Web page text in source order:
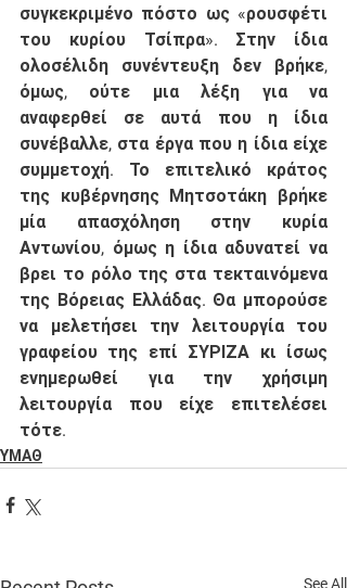
συγκεκριμένο πόστο ως «ρουσφέτι
του κυρίου Τσίπρα». Στην ίδια
ολοσέλιδη συνέντευξη δεν βρήκε,
όμως, ούτε μια λέξη για να
αναφερθεί σε αυτά που η ίδια
συνέβαλλε, στα έργα που η ίδια είχε
συμμετοχή. Το επιτελικό κράτος
της κυβέρνησης Μητσοτάκη βρήκε
μία απασχόληση στην κυρία
Αντωνίου, όμως η ίδια αδυνατεί να
βρει το ρόλο της στα τεκταινόμενα
της Βόρειας Ελλάδας. Θα μπορούσε
να μελετήσει την λειτουργία του
γραφείου της επί ΣΥΡΙΖΑ κι ίσως
ενημερωθεί για την χρήσιμη
λειτουργία που είχε επιτελέσει
τότε.
ΥΜΑΘ
See All